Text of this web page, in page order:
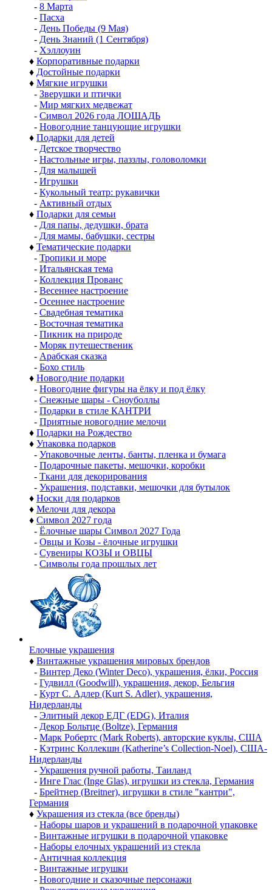
- 8 Марта
- Пасха
- День Победы (9 Мая)
- День Знаний (1 Сентября)
- Хэллоуин
♦ Корпоративные подарки
♦ Достойные подарки
♦ Мягкие игрушки
- Зверушки и птички
- Мир мягких медвежат
- Символ 2026 года ЛОШАДЬ
- Новогодние танцующие игрушки
♦ Подарки для детей
- Детское творчество
- Настольные игры, паззлы, головоломки
- Для малышей
- Игрушки
- Кукольный театр: рукавички
- Активный отдых
♦ Подарки для семьи
- Для папы, дедушки, брата
- Для мамы, бабушки, сестры
♦ Тематические подарки
- Тропики и море
- Итальянская тема
- Коллекция Прованс
- Весеннее настроение
- Осеннее настроение
- Свадебная тематика
- Восточная тематика
- Пикник на природе
- Моряк путешественик
- Арабская сказка
- Бохо стиль
♦ Новогодние подарки
- Новогодние фигуры на ёлку и под ёлку
- Снежные шары - Сноуболлы
- Подарки в стиле КАНТРИ
- Приятные новогодние мелочи
♦ Подарки на Рождество
♦ Упаковка подарков
- Упаковочные ленты, банты, пленка и бумага
- Подарочные пакеты, мешочки, коробки
- Ткани для декорирования
- Украшения, подставки, мешочки для бутылок
♦ Носки для подарков
♦ Мелочи для декора
♦ Символ 2027 года
- Ёлочные шары Символ 2027 Года
- Овцы и Козы - ёлочные игрушки
- Сувениры КОЗЫ и ОВЦЫ
- Символы года прошлых лет
Елочные украшения
♦ Винтажные украшения мировых брендов
- Винтер Деко (Winter Deco), украшения, ёлки, Россия
- Гудвилл (Goodwill), украшения, декор, Бельгия
- Курт С. Адлер (Kurt S. Adler), украшения,
Нидерланды
- Элитный декор ЕДГ (EDG), Италия
- Декор Больтце (Boltze), Германия
- Марк Робертс (Mark Roberts), авторские куклы, США
- Кэтринс Коллекшн (Katherine’s Collection-Noel), США-
Нидерланды
- Украшения ручной работы, Таиланд
- Инге Глас (Inge Glas), игрушки из стекла, Германия
- Брейтнер (Breitner), игрушки в стиле "кантри",
Германия
♦ Украшения из стекла (все бренды)
- Наборы шаров и украшений в подарочной упаковке
- Винтажные игрушки в подарочной упаковке
- Наборы елочных украшений из стекла
- Античная коллекция
- Винтажные игрушки
- Новогодние и сказочные персонажи